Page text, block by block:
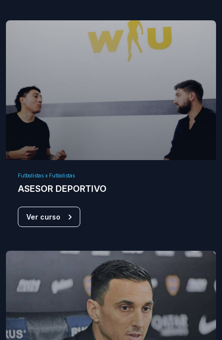
Futbolistas x Futbolistas
ASESOR DEPORTIVO
Ver curso